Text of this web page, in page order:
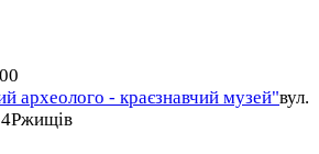
год.; вихідні дні: понеділок,
археолого - краєзнавчий музей"вул.
Ржищів